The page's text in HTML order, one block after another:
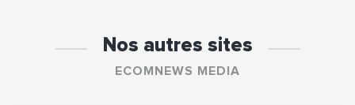
Nos autres sites
ECOMNEWS MEDIA